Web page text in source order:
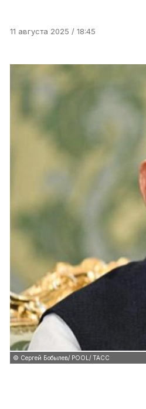
11 августа 2025 / 18:45
© Сергей Бобылев/ POOL/ ТАСС